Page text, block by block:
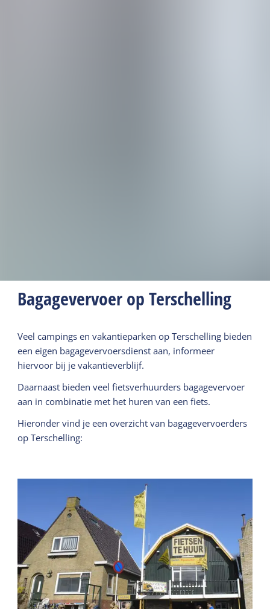
Bagagevervoer op Terschelling
Veel campings en vakantieparken op Terschelling bieden
een eigen bagagevervoersdienst aan, informeer
hiervoor bij je vakantieverblijf.
Daarnaast bieden veel fietsverhuurders bagagevervoer
aan in combinatie met het huren van een fiets.
Hieronder vind je een overzicht van bagagevervoerders
op Terschelling: